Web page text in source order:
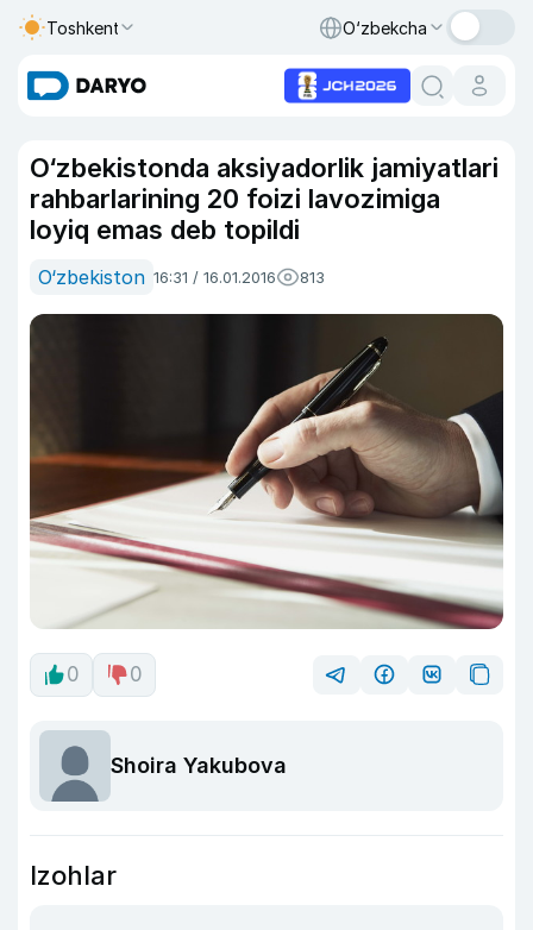
Toshkent O‘zbekcha
O‘zbekistonda aksiyadorlik jamiyatlari
rahbarlarining 20 foizi lavozimiga
loyiq emas deb topildi
O‘zbekiston 16:31 / 16.01.2016 813
0 0
Shoira Yakubova
Izohlar